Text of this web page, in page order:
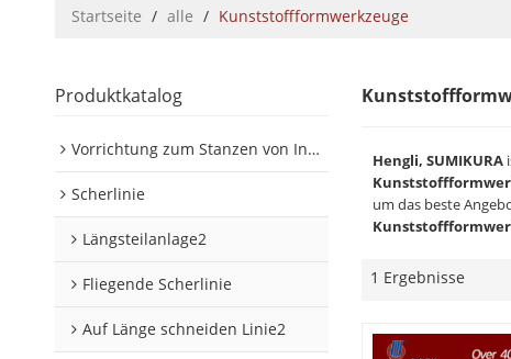
Startseite / alle / Kunststoffformwerkzeuge
Produktkatalog
Vorrichtung zum Stanzen von Innen-/Außenplatinen im Automobilbereich
Scherlinie
Längsteilanlage2
Fliegende Scherlinie
Auf Länge schneiden Linie2
Hengli, SUMIKURA
um das beste
1 Ergebnisse